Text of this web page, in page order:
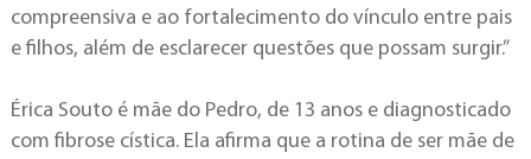
compreensiva e ao fortalecimento do vínculo entre pais
e filhos, além de esclarecer questões que possam surgir.”
Érica Souto é mãe do Pedro, de 13 anos e diagnosticado
com fibrose cística. Ela afirma que a rotina de ser mãe de